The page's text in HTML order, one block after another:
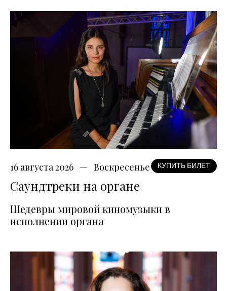
16 августа 2026 Воскресенье КУПИТЬ БИЛЕТ
Саундтреки на органе
Шедевры мировой киномузыки в
исполнении органа